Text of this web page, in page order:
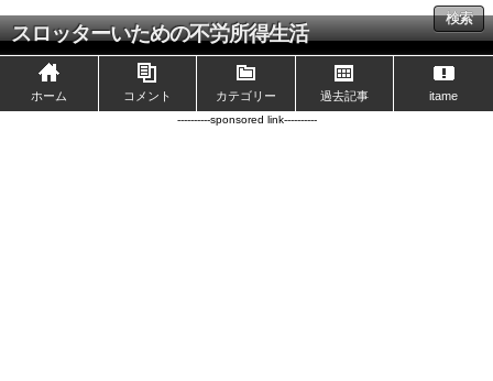
スロッターいための不労所得生活
検索
ホーム コメント カテゴリー 過去記事 itame
----------sponsored link----------